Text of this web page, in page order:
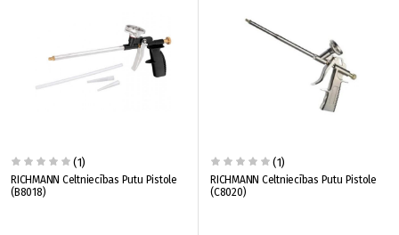
(1)
RICHMANN Celtniecības Putu Pistole
(B8018)
(1)
RICHMANN Celtniecības Putu Pistole
(C8020)